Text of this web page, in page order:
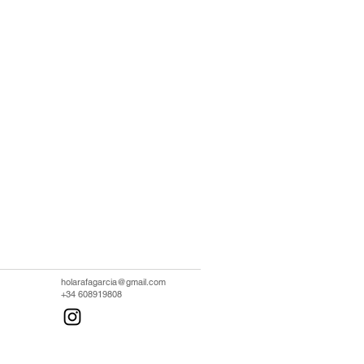
holarafagarcia@gmail.com
+34 608919808